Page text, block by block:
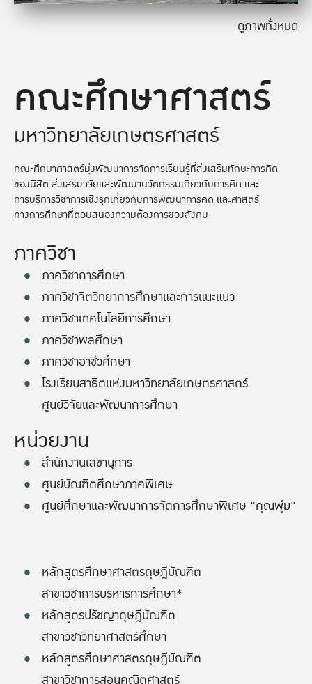
คณะศึกษาศาสตร์
มหาวิทยาลัยเกษตรศาสตร์
คณะศึกษาศาสตร์มุ่งพัฒนาการจัดการเรียนรู้ที่ส่งเสริมทักษะการคิด
ของนิสิต ส่งเสริมวิจัยและพัฒนานวัตกรรมเกี่ยวกับการคิด และ
การบริการวิชาการเชิงรุกเกี่ยวกับการพัฒนาการคิด และศาสตร์
ทางการศึกษาที่ตอบสนองความต้องการของสังคม
ภาควิชา
ภาควิชาการศึกษา
ภาควิชาจิตวิทยาการศึกษาและการแนะแนว
ภาควิชาเทคโนโลยีการศึกษา
ภาควิชาพลศึกษา
ภาควิชาอาชีวศึกษา
โรงเรียนสาธิตแห่งมหาวิทยาลัยเกษตรศาสตร์
ศูนย์วิจัยและพัฒนาการศึกษา
หน่วยงาน
สำนักงานเลขานุการ
ศูนย์บัณฑิตศึกษาภาคพิเศษ
ศูนย์ศึกษาและพัฒนาการจัดการศึกษาพิเศษ "คุณพุ่ม"
ดูภาพทั้งหมด
หลักสูตรศึกษาศาสตรดุษฎีบัณฑิต
สาขาวิชาการบริหารการศึกษา*
หลักสูตรปรัชญาดุษฎีบัณฑิต
สาขาวิชาวิทยาศาสตร์ศึกษา
หลักสูตรศึกษาศาสตรดุษฎีบัณฑิต